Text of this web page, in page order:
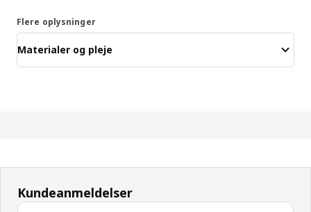
Flere oplysninger
Materialer og pleje
Kundeanmeldelser